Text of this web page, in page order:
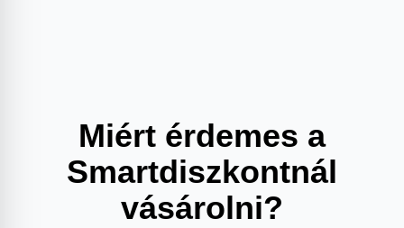
Miért érdemes a
Smartdiszkontnál
vásárolni?